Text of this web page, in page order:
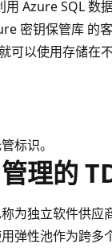
用 Azure SQL
密钥保管库 的
可以使用存储在
标识。
理的
为独立软件供
弹性池作为跨